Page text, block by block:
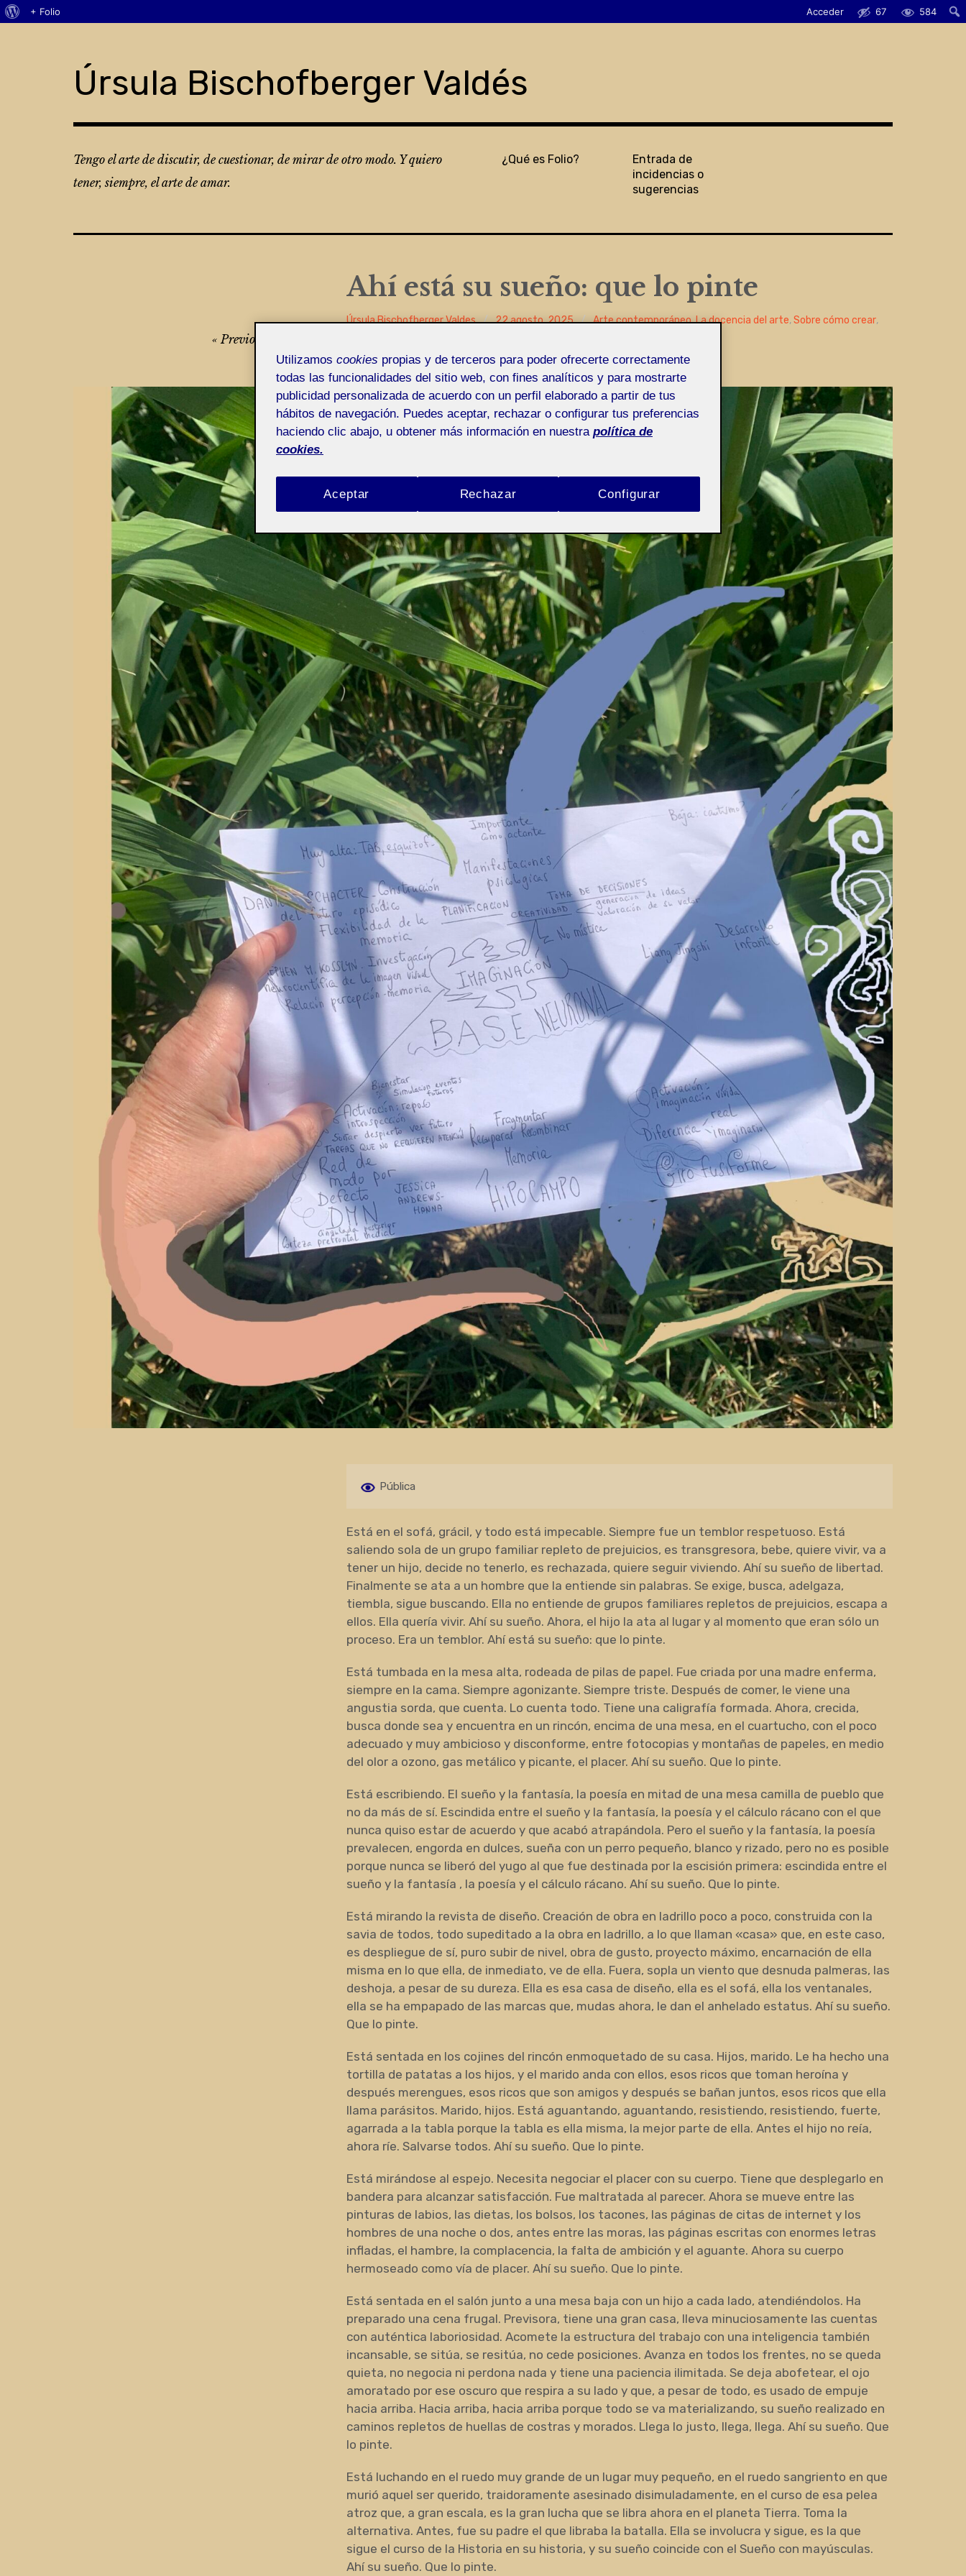
Úrsula Bischofberger Valdés
Tengo el arte de discutir, de cuestionar, de mirar de otro modo. Y quiero
tener, siempre, el arte de amar.
¿Qué es Folio?
Entrada de
incidencias o
sugerencias
Ahí está su sueño: que lo pinte
Úrsula Bischofberger Valdes 22 agosto, 2025 Arte contemporáneo,La docencia del arte,Sobre cómo crear,
entradas
Previous
Pública
Está en el sofá, grácil, y todo está impecable. Siempre fue un temblor respetuoso. Está
saliendo sola de un grupo familiar repleto de prejuicios, es transgresora, bebe, quiere vivir, va a
tener un hijo, decide no tenerlo, es rechazada, quiere seguir viviendo. Ahí su sueño de libertad.
Finalmente se ata a un hombre que la entiende sin palabras. Se exige, busca, adelgaza,
tiembla, sigue buscando. Ella no entiende de grupos familiares repletos de prejuicios, escapa a
ellos. Ella quería vivir. Ahí su sueño. Ahora, el hijo la ata al lugar y al momento que eran sólo un
proceso. Era un temblor. Ahí está su sueño: que lo pinte.
Está tumbada en la mesa alta, rodeada de pilas de papel. Fue criada por una madre enferma,
siempre en la cama. Siempre agonizante. Siempre triste. Después de comer, le viene una
angustia sorda, que cuenta. Lo cuenta todo. Tiene una caligrafía formada. Ahora, crecida,
busca donde sea y encuentra en un rincón, encima de una mesa, en el cuartucho, con el poco
adecuado y muy ambicioso y disconforme, entre fotocopias y montañas de papeles, en medio
del olor a ozono, gas metálico y picante, el placer. Ahí su sueño. Que lo pinte.
Está escribiendo. El sueño y la fantasía, la poesía en mitad de una mesa camilla de pueblo que
no da más de sí. Escindida entre el sueño y la fantasía, la poesía y el cálculo rácano con el que
nunca quiso estar de acuerdo y que acabó atrapándola. Pero el sueño y la fantasía, la poesía
prevalecen, engorda en dulces, sueña con un perro pequeño, blanco y rizado, pero no es posible
porque nunca se liberó del yugo al que fue destinada por la escisión primera: escindida entre el
sueño y la fantasía , la poesía y el cálculo rácano. Ahí su sueño. Que lo pinte.
Está mirando la revista de diseño. Creación de obra en ladrillo poco a poco, construida con la
savia de todos, todo supeditado a la obra en ladrillo, a lo que llaman «casa» que, en este caso,
es despliegue de sí, puro subir de nivel, obra de gusto, proyecto máximo, encarnación de ella
misma en lo que ella, de inmediato, ve de ella. Fuera, sopla un viento que desnuda palmeras, las
deshoja, a pesar de su dureza. Ella es esa casa de diseño, ella es el sofá, ella los ventanales,
ella se ha empapado de las marcas que, mudas ahora, le dan el anhelado estatus. Ahí su sueño.
Que lo pinte.
Está sentada en los cojines del rincón enmoquetado de su casa. Hijos, marido. Le ha hecho una
tortilla de patatas a los hijos, y el marido anda con ellos, esos ricos que toman heroína y
después merengues, esos ricos que son amigos y después se bañan juntos, esos ricos que ella
llama parásitos. Marido, hijos. Está aguantando, aguantando, resistiendo, resistiendo, fuerte,
agarrada a la tabla porque la tabla es ella misma, la mejor parte de ella. Antes el hijo no reía,
ahora ríe. Salvarse todos. Ahí su sueño. Que lo pinte.
Está mirándose al espejo. Necesita negociar el placer con su cuerpo. Tiene que desplegarlo en
bandera para alcanzar satisfacción. Fue maltratada al parecer. Ahora se mueve entre las
pinturas de labios, las dietas, los bolsos, los tacones, las páginas de citas de internet y los
hombres de una noche o dos, antes entre las moras, las páginas escritas con enormes letras
infladas, el hambre, la complacencia, la falta de ambición y el aguante. Ahora su cuerpo
hermoseado como vía de placer. Ahí su sueño. Que lo pinte.
Está sentada en el salón junto a una mesa baja con un hijo a cada lado, atendiéndolos. Ha
preparado una cena frugal. Previsora, tiene una gran casa, lleva minuciosamente las cuentas
con auténtica laboriosidad. Acomete la estructura del trabajo con una inteligencia también
incansable, se sitúa, se resitúa, no cede posiciones. Avanza en todos los frentes, no se queda
quieta, no negocia ni perdona nada y tiene una paciencia ilimitada. Se deja abofetear, el ojo
amoratado por ese oscuro que respira a su lado y que, a pesar de todo, es usado de empuje
hacia arriba. Hacia arriba, hacia arriba porque todo se va materializando, su sueño realizado en
caminos repletos de huellas de costras y morados. Llega lo justo, llega, llega. Ahí su sueño. Que
lo pinte.
Está luchando en el ruedo muy grande de un lugar muy pequeño, en el ruedo sangriento en que
murió aquel ser querido, traidoramente asesinado disimuladamente, en el curso de esa pelea
atroz que, a gran escala, es la gran lucha que se libra ahora en el planeta Tierra. Toma la
alternativa. Antes, fue su padre el que libraba la batalla. Ella se involucra y sigue, es la que
sigue el curso de la Historia en su historia, y su sueño coincide con el Sueño con mayúsculas.
Ahí su sueño. Que lo pinte.
Acerca
+ Folio Acceder 67 584
Utilizamos cookies propias y de terceros para poder ofrecerte correctamente
todas las funcionalidades del sitio web, con fines analíticos y para mostrarte
publicidad personalizada de acuerdo con un perfil elaborado a partir de tus
hábitos de navegación. Puedes aceptar, rechazar o configurar tus preferencias
haciendo clic abajo, u obtener más información en nuestra política de
cookies.
Rechazar
Aceptar Configurar